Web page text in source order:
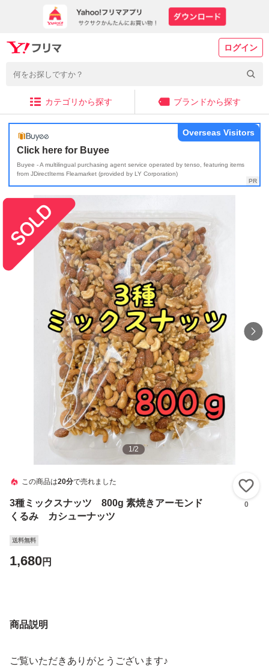
ログイン
カテゴリから探す ブランドから探す
Click here for Buyee
Buyee - A multilingual purchasing agent service operated by tenso, featuring items
from JDirectItems Fleamarket (provided by LY Corporation)
Overseas Visitors
1/2
この商品は20分で売れました
3種ミックスナッツ 800g 素焼きアーモンド
くるみ カシューナッツ
0
送料無料
1,680円
商品説明
ご覧いただきありがとうございます♪